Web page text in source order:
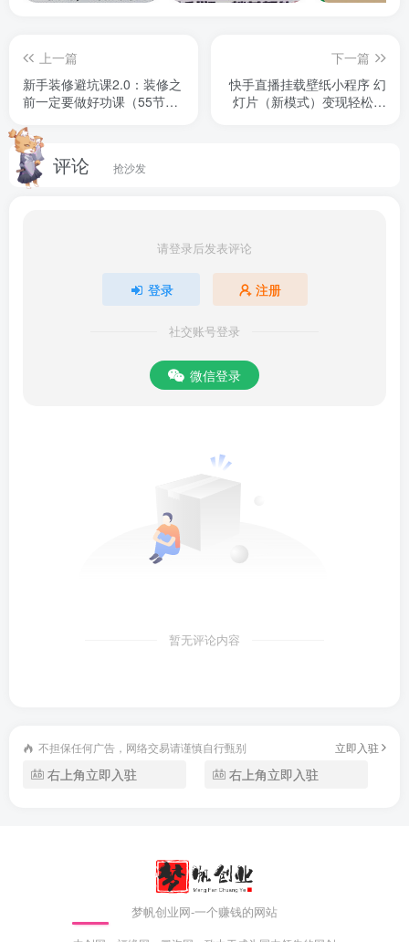
上一篇
新手装修避坑课2.0：装修之
前一定要做好功课（55节
下一篇
快手直播挂载壁纸小程序 幻
灯片（新模式）变现轻松日
评论 抢沙发
请登录后发表评论
登录 注册
社交账号登录
微信登录
暂无评论内容
不担保任何广告，网络交易请谨慎自行甄别 立即入驻
右上角立即入驻 右上角立即入驻
梦帆创业网-一个赚钱的网站